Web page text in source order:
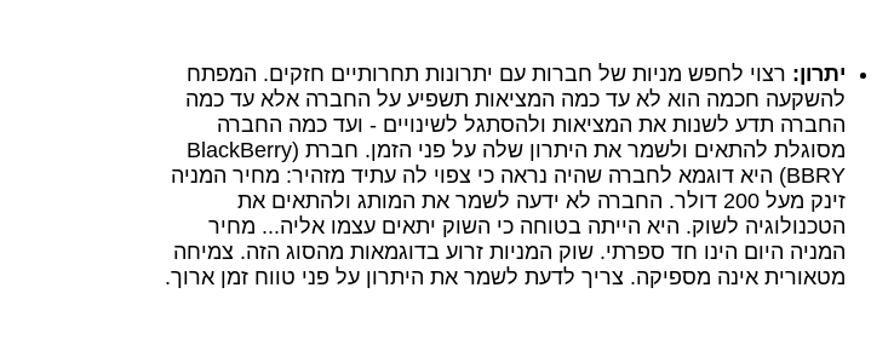
יתרון: רצוי לחפש מניות של חברות עם יתרונות תחרותיים חזקים. המפתח
להשקעה חכמה הוא לא עד כמה המציאות תשפיע על החברה אלא עד כמה
החברה תדע לשנות את המציאות ולהסתגל לשינויים - ועד כמה החברה
מסוגלת להתאים ולשמר את היתרון שלה על פני הזמן. חברת BlackBerry)
BBRY) היא דוגמא לחברה שהיה נראה כי צפוי לה עתיד מזהיר: מחיר המניה
זינק מעל 200 דולר. החברה לא ידעה לשמר את המותג ולהתאים את
הטכנולוגיה לשוק. היא הייתה בטוחה כי השוק יתאים עצמו אליה... מחיר
המניה היום הינו חד ספרתי. שוק המניות זרוע בדוגמאות מהסוג הזה. צמיחה
מטאורית אינה מספיקה. צריך לדעת לשמר את היתרון על פני טווח זמן ארוך.